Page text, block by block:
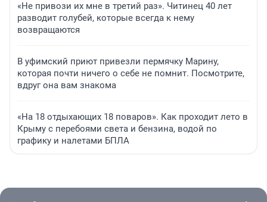
«Не привози их мне в третий раз». Читинец 40 лет
разводит голубей, которые всегда к нему
возвращаются
В уфимский приют привезли пермячку Марину,
которая почти ничего о себе не помнит. Посмотрите,
вдруг она вам знакома
«На 18 отдыхающих 18 поваров». Как проходит лето в
Крыму с перебоями света и бензина, водой по
графику и налетами БПЛА